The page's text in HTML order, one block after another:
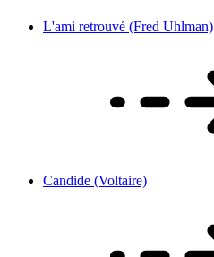
L'ami retrouvé (Fred Uhlman)
Candide (Voltaire)